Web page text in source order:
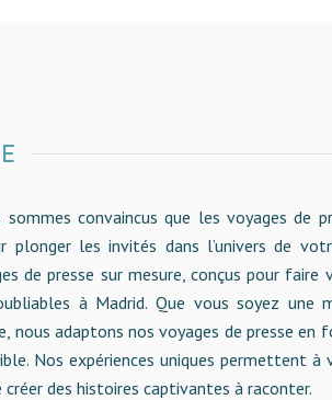
convaincus que les voyages de
plonger les invités dans l’univers de
de presse sur mesure, conçus pour faire
à Madrid. Que vous soyez une
nous adaptons nos voyages de presse en
Nos expériences uniques permettent à
des histoires captivantes à raconter.